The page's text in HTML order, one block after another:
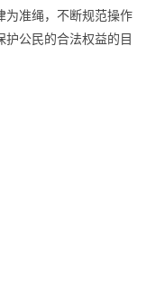
为准绳，不断规范操作
公民的合法权益的目